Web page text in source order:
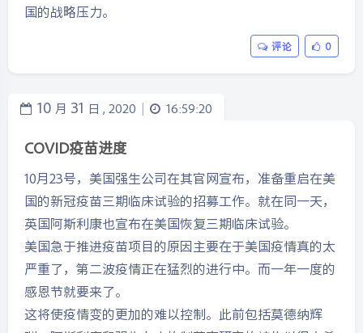
国的战略压力。
评论 0
10 月 31 日 , 2020 | 16:59:20
COVID疫苗进度
10月23号，美国强生公司在其官网宣布，准备重启在美
国的新冠疫苗三期临床试验的招募工作。就在同一天，
英国阿斯利康也宣布在美国恢复三期临床试验。
美国急于推进疫苗项目的原因主要在于美国疫情真的太
严重了，第二波疫情正在猛烈的进行中。而一年一度的
感恩节就要来了。
这将使疫情变的更加的难以控制。此前包括莫德纳辉